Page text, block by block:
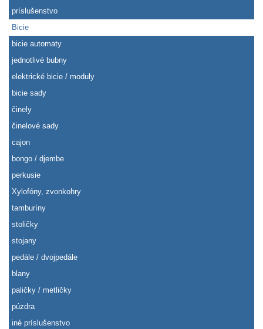
príslušenstvo
Bicie
bicie automaty
jednotlivé bubny
elektrické bicie / moduly
bicie sady
činely
činelové sady
cajon
bongo / djembe
perkusie
Xylofóny, zvonkohry
tamburíny
stoličky
stojany
pedále / dvojpedále
blany
paličky / metličky
púzdra
iné príslušenstvo